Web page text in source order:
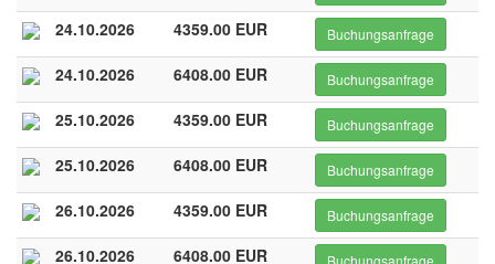
24.10.2026 4359.00 EUR Buchungsanfrage
24.10.2026 6408.00 EUR Buchungsanfrage
25.10.2026 4359.00 EUR Buchungsanfrage
25.10.2026 6408.00 EUR Buchungsanfrage
26.10.2026 4359.00 EUR Buchungsanfrage
26.10.2026 6408.00 EUR Buchungsanfrage